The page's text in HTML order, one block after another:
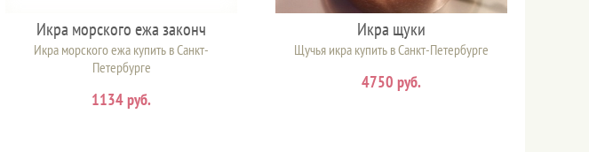
Икра морского ежа законч
Икра морского ежа купить в Санкт-
Петербурге
1134 руб.
Икра щуки
Щучья икра купить в Санкт-Петербурге
4750 руб.